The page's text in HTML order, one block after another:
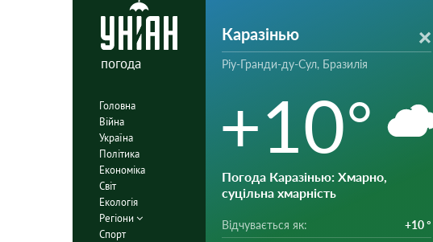
погода
Головна
Війна
Україна
Політика
Економіка
Світ
Екологія
Регіони
Спорт
Каразінью
Ріу-Гранди-ду-Сул, Бразилія
+10°
Погода Каразінью: Хмарно,
суцільна хмарність
Відчувається як: +10 °